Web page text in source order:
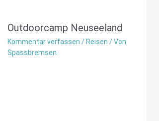
Outdoorcamp Neuseeland
Kommentar verfassen / Reisen / Von
Spassbremsen